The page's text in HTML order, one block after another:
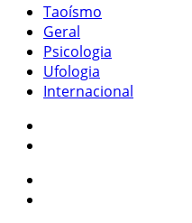
Taoísmo
Geral
Psicologia
Ufologia
Internacional